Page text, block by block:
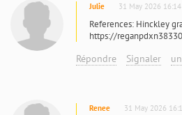
Julie 31 May 2026 16:14
References: Hinckley
https://
Répondre Signaler
Renee 31 May 2026